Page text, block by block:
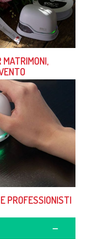
MATRIMONI,
PROFESSIONISTI